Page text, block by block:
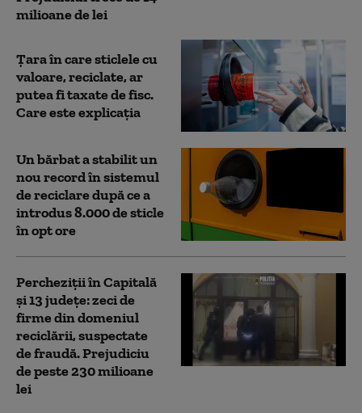
milioane de lei
Țara în care sticlele cu
valoare, reciclate, ar
putea fi taxate de fisc.
Care este explicația
Un bărbat a stabilit un
nou record în sistemul
de reciclare după ce a
introdus 8.000 de sticle
în opt ore
Percheziții în Capitală
și 13 județe: zeci de
firme din domeniul
reciclării, suspectate
de fraudă. Prejudiciu
de peste 230 milioane
lei